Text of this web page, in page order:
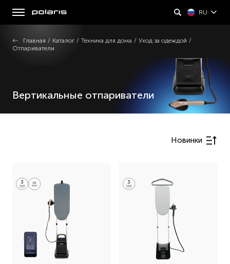
RU
Главная / Каталог / Техника для дома / Уход за одеждой /
Отпариватели
Вертикальные отпариватели
Новинки